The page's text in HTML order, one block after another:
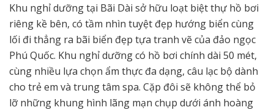
Khu nghỉ dưỡng tại Bãi Dài sở hữu loạt biệt thự hồ bơi
riêng kề bên, có tầm nhìn tuyệt đẹp hướng biển cùng
lối đi thẳng ra bãi biển đẹp tựa tranh vẽ của đảo ngọc
Phú Quốc. Khu nghỉ dưỡng có hồ bơi chính dài 50 mét,
cùng nhiều lựa chọn ẩm thực đa dạng, câu lạc bộ dành
cho trẻ em và trung tâm spa. Cặp đôi sẽ không thể bỏ
lỡ những khung hình lãng mạn chụp dưới ánh hoàng